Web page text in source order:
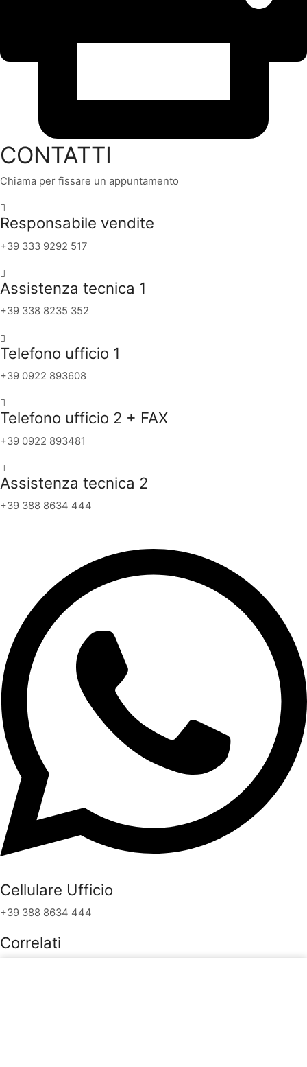
CONTATTI
Chiama per fissare un appuntamento
Responsabile vendite
+39 333 9292 517
Assistenza tecnica 1
+39 338 8235 352
Telefono ufficio 1
+39 0922 893608
Telefono ufficio 2 + FAX
+39 0922 893481
Assistenza tecnica 2
+39 388 8634 444
Cellulare Ufficio
+39 388 8634 444
Correlati